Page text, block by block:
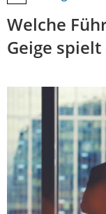
Welche
Geige